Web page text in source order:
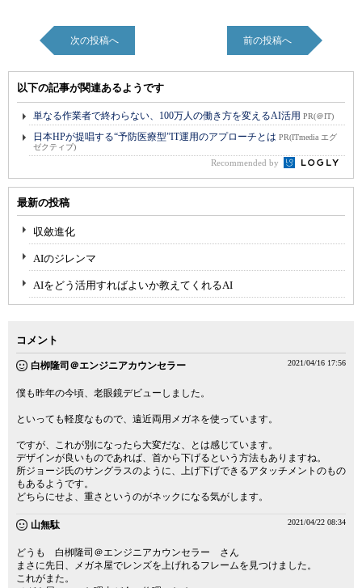
次の投稿へ 前の投稿へ
以下の記事が関連あるようです
単なる作業者で終わらない、100万人の働き方を変えるAI活用 PR(＠IT)
日本HPが提唱する“予防医療型”IT運用のアプローチとは PR(ITmedia エグ
ゼクティブ)
Recommended by
最新の投稿
収斂進化
AIのジレンマ
AIをどう活用すればよいか教えてくれるAI
コメント
白栁隆司＠エンジニアカウンセラー 2021/04/16 17:56
僕も昨年の今頃、老眼鏡デビューしました。
といっても軽度なもので、遠近両用メガネを使っています。
ですが、これが別になったら大変だな、とは感じています。
デザインが良いものであれば、首から下げるという方法もありますね。
所ジョージ氏のサングラスのように、上げ下げできるアタッチメントのもの
もあるようです。
どちらにせよ、重さというのがネックになる気がします。
山無駄 2021/04/22 08:34
どうも 白栁隆司＠エンジニアカウンセラー さん
まさに先日、メガネ屋でレンズを上げれるフレームを見つけました。
これがまた。